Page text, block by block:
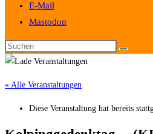
E-Mail
Mastodon
« Alle Veranstaltungen
Diese Veranstaltung hat bereits